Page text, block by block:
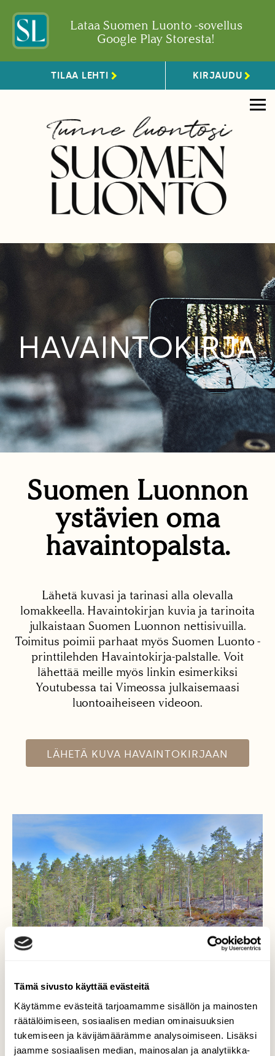
Tämä sivusto käyttää evästeitä
Käytämme evästeitä tarjoamamme sisällön ja mainosten
räätälöimiseen, sosiaalisen median ominaisuuksien
tukemiseen ja kävijämäärämme analysoimiseen. Lisäksi
jaamme sosiaalisen median, mainosalan ja analytiikka-
Lataa Suomen Luonto -sovellus
Google Play Storesta!
TILAA LEHTI KIRJAUDU
HAVAINTOKIRJA
Suomen Luonnon
ystävien oma
havaintopalsta.
Lähetä kuvasi ja tarinasi alla olevalla
lomakkeella. Havaintokirjan kuvia ja tarinoita
julkaistaan Suomen Luonnon nettisivuilla.
Toimitus poimii parhaat myös Suomen Luonto -
printtilehden Havaintokirja-palstalle. Voit
lähettää meille myös linkin esimerkiksi
Youtubessa tai Vimeossa julkaisemaasi
luontoaiheiseen videoon.
LÄHETÄ KUVA HAVAINTOKIRJAAN
Retkeily säännöt